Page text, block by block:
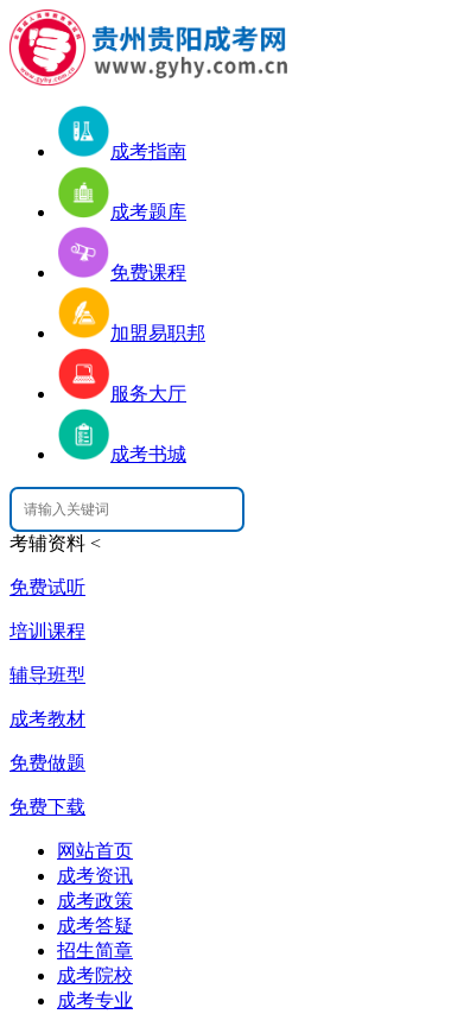
成考指南
成考题库
免费课程
加盟易职邦
服务大厅
成考书城
考辅资料 <
免费试听
培训课程
辅导班型
成考教材
免费做题
免费下载
网站首页
成考资讯
成考政策
成考答疑
招生简章
成考院校
成考专业